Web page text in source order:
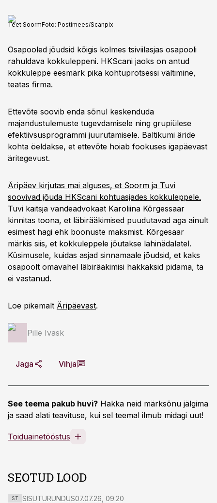
Teet SoormFoto: Postimees/Scanpix
Osapooled jõudsid kõigis kolmes tsiviilasjas osapooli
rahuldava kokkuleppeni. HKScani jaoks on antud
kokkuleppe eesmärk pika kohtuprotsessi vältimine,
teatas firma.
Ettevõte soovib enda sõnul keskenduda
majandustulemuste tugevdamisele ning grupiülese
efektiivsusprogrammi juurutamisele. Baltikumi äride
kohta öeldakse, et ettevõte hoiab fookuses igapäevast
äritegevust.
Äripäev kirjutas mai alguses, et Soorm ja Tuvi
soovivad jõuda HKScani kohtuasjades kokkuleppele.
Tuvi kaitsja vandeadvokaat Karoliina Kõrgessaar
kinnitas toona, et läbirääkimised puudutavad aga ainult
esimest hagi ehk boonuste maksmist. Kõrgesaar
märkis siis, et kokkuleppele jõutakse lähinädalatel.
Küsimusele, kuidas asjad sinnamaale jõudsid, et kaks
osapoolt omavahel läbirääkimisi hakkaksid pidama, ta
ei vastanud.
Loe pikemalt Äripäevast.
Pille Ivask
Jaga Vihja
See teema pakub huvi? Hakka neid märksõnu jälgima
ja saad alati teavituse, kui sel teemal ilmub midagi uut!
Toiduainetööstus
SEOTUD LOOD
ST SISUTURUNDUS07.07.26, 09:20